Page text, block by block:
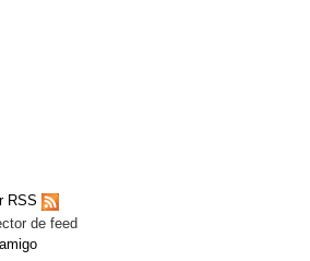
RSS
de feed